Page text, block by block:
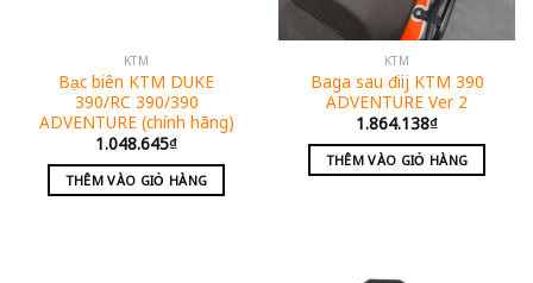
KTM
Bạc biên KTM DUKE
390/RC 390/390
ADVENTURE (chính hãng)
1.048.645₫
THÊM VÀO GIỎ HÀNG
KTM
Baga sau điij KTM 390
ADVENTURE Ver 2
1.864.138₫
THÊM VÀO GIỎ HÀNG